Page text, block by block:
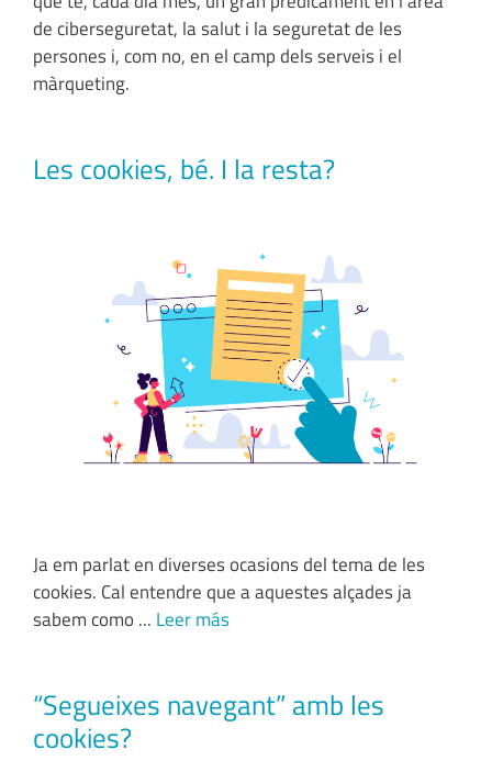
de ciberseguretat, la salut i la seguretat de les
persones i, com no, en el camp dels serveis i el
màrqueting.
Les cookies, bé. I la resta?
Ja em parlat en diverses ocasions del tema de les
cookies. Cal entendre que a aquestes alçades ja
sabem como ... Leer más
“Segueixes navegant” amb les
cookies?